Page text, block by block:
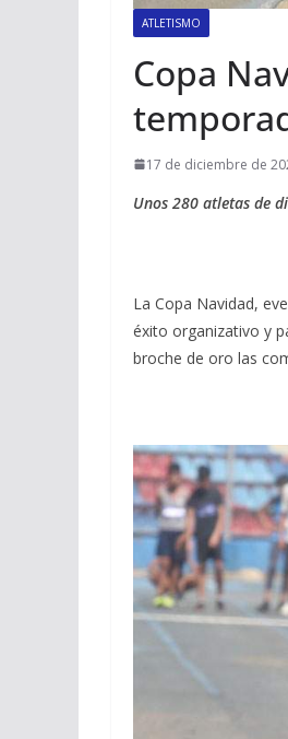
ATLETISMO
Copa
17 de diciembre de
Unos 280 atletas de
La Copa Navidad,
éxito organizativo y
broche de oro las